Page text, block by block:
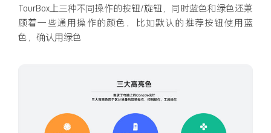
TourBox上三种不同操作的按钮/旋钮，同时蓝色和绿色还兼
顾着一些通用操作的颜色，比如默认的推荐按钮使用蓝
色，确认用绿色